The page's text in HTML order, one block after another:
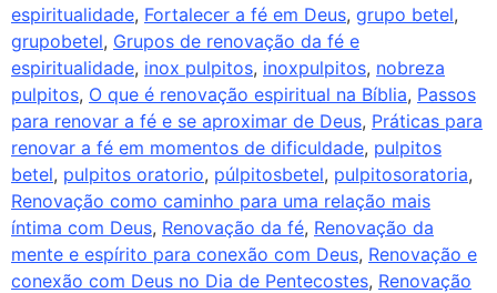
espiritualidade, Fortalecer a fé em Deus, grupo betel,
grupobetel, Grupos de renovação da fé e
espiritualidade, inox pulpitos, inoxpulpitos, nobreza
pulpitos, O que é renovação espiritual na Bíblia, Passos
para renovar a fé e se aproximar de Deus, Práticas para
renovar a fé em momentos de dificuldade, pulpitos
betel, pulpitos oratorio, púlpitosbetel, pulpitosoratoria,
Renovação como caminho para uma relação mais
íntima com Deus, Renovação da fé, Renovação da
mente e espírito para conexão com Deus, Renovação e
conexão com Deus no Dia de Pentecostes, Renovação